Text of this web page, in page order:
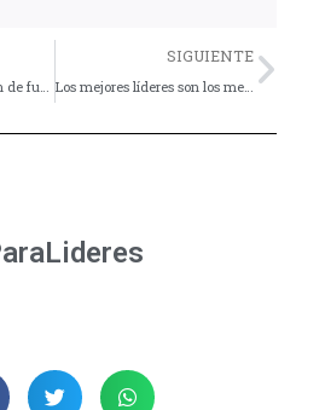
Desarrollando mi visión de futuro – Artículo
SIGUIENTE
Los mejores líderes son los mejores seguidores